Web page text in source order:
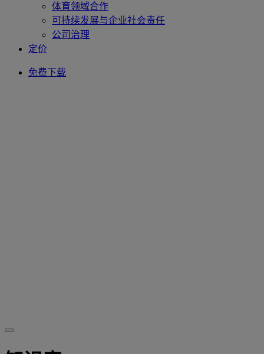
体育领域合作
可持续发展与企业社会责任
公司治理
定价
免费下载